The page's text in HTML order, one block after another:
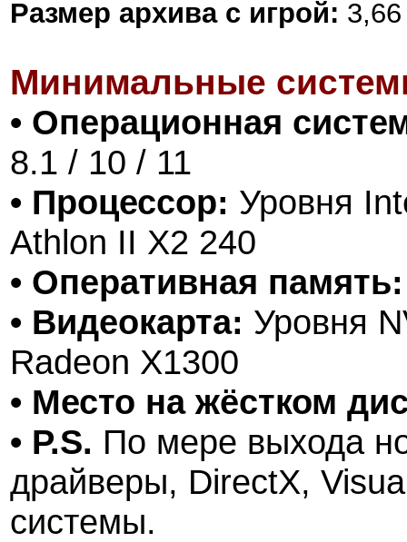
Размер архива с игрой:
Минимальные
• Операционная
8.1 / 10 / 11
• Процессор: Уровня
Athlon II X2 240
• Оперативная память:
• Видеокарта: Уровня
Radeon X1300
• Место на жёстком
• P.S. По мере выхода
драйверы, DirectX,
системы.